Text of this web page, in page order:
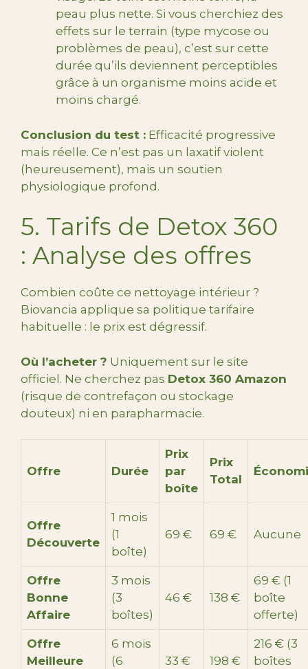
peau plus nette. Si vous cherchiez des
effets sur le terrain (type mycose ou
problèmes de peau), c’est sur cette
durée qu’ils deviennent perceptibles
grâce à un organisme moins acide et
moins chargé.
Conclusion du test : Efficacité progressive
mais réelle. Ce n’est pas un laxatif violent
(heureusement), mais un soutien
physiologique profond.
5. Tarifs de Detox 360
: Analyse des offres
Combien coûte ce nettoyage intérieur ?
Biovancia applique sa politique tarifaire
habituelle : le prix est dégressif.
Où l’acheter ? Uniquement sur le site
officiel. Ne cherchez pas Detox 360 Amazon
(risque de contrefaçon ou stockage
douteux) ni en parapharmacie.
Offre Durée
Prix
par
boîte
Prix
Total
Offre
Découverte
1 mois
(1
boîte)
69 € 69 € Aucune
Offre
Bonne
Affaire
3 mois
(3
boîtes)
46 € 138 €
69 € (1
boîte
offerte)
Offre
Meilleure
6 mois
(6
33 € 198 €
216 € (3
boîtes